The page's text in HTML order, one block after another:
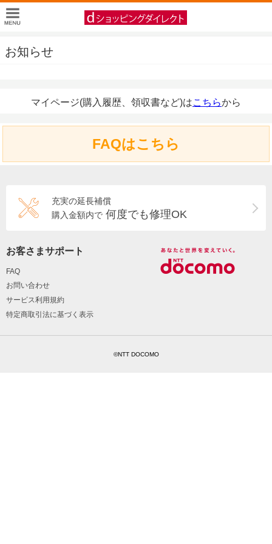
お知らせ
マイページ(購入履歴、領収書など)はこちらから
FAQはこちら
充実の延長補償
購入金額内で 何度でも修理OK
お客さまサポート
FAQ
お問い合わせ
サービス利用規約
特定商取引法に基づく表示
©NTT DOCOMO